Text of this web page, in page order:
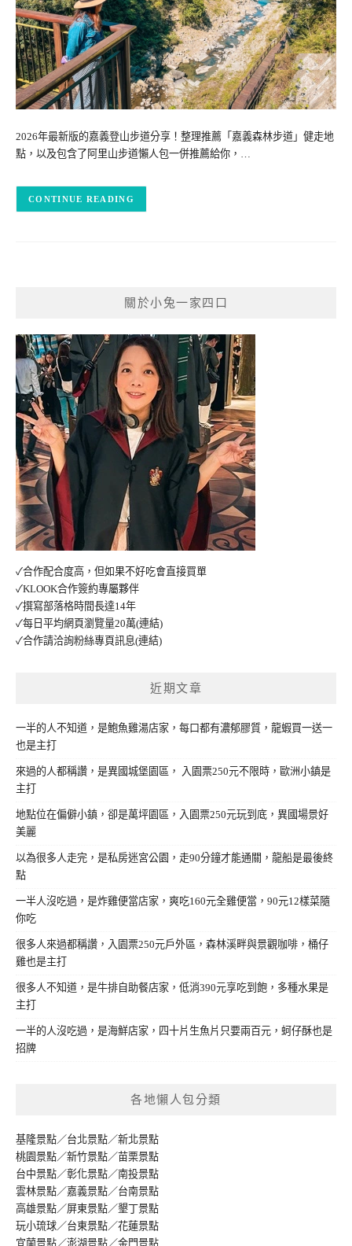
2026年最新版的嘉義登山步道分享！整理推薦「嘉義森林步道」健走地
點，以及包含了阿里山步道懶人包一併推薦給你，…
CONTINUE READING
關於小兔一家四口
✓合作配合度高，但如果不好吃會直接買單
✓KLOOK合作簽約專屬夥伴
✓撰寫部落格時間長達14年
✓每日平均網頁瀏覽量20萬(連結)
✓合作請洽詢粉絲專頁訊息(連結)
近期文章
一半的人不知道，是鮑魚雞湯店家，每口都有濃郁膠質，龍蝦買一送一
也是主打
來過的人都稱讚，是異國城堡園區， 入園票250元不限時，歐洲小鎮是
主打
地點位在偏僻小鎮，卻是萬坪園區，入園票250元玩到底，異國場景好
美麗
以為很多人走完，是私房迷宮公園，走90分鐘才能通關，龍船是最後終
點
一半人沒吃過，是炸雞便當店家，爽吃160元全雞便當，90元12樣菜隨
你吃
很多人來過都稱讚，入園票250元戶外區，森林溪畔與景觀咖啡，桶仔
雞也是主打
很多人不知道，是牛排自助餐店家，低消390元享吃到飽，多種水果是
主打
一半的人沒吃過，是海鮮店家，四十片生魚片只要兩百元，蚵仔酥也是
招牌
各地懶人包分類
基隆景點／台北景點／新北景點
桃園景點／新竹景點／苗栗景點
台中景點／彰化景點／南投景點
雲林景點／嘉義景點／台南景點
高雄景點／屏東景點／墾丁景點
玩小琉球／台東景點／花蓮景點
宜蘭景點／澎湖景點／金門景點